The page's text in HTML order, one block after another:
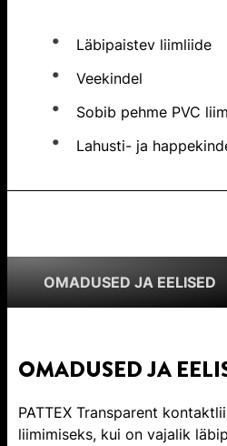
Läbipaistev liimliide
Veekindel
Sobib pehme PVC
Lahusti- ja
OMADUSED JA EELISED
OMADUSED JA
PATTEX Transparent
liimimiseks, kui on vajalik